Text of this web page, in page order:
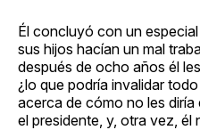
Él concluyó con un
sus hijos hacían un mal
después de ocho años él
¿lo que podría invalidar
acerca de cómo no les diría
el presidente, y, otra vez, él